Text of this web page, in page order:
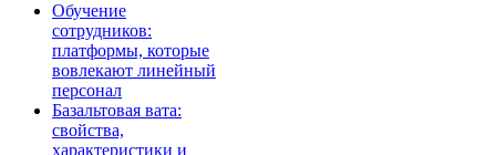
Обучение
сотрудников:
платформы, которые
вовлекают линейный
персонал
Базальтовая вата:
свойства,
характеристики и